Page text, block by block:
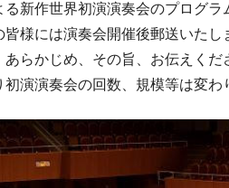
る新作世界初演演奏会のプログ
様には演奏会開催後郵送いたし
らかじめ、その旨、お伝えくだ
演演奏会の回数、規模等は変わ